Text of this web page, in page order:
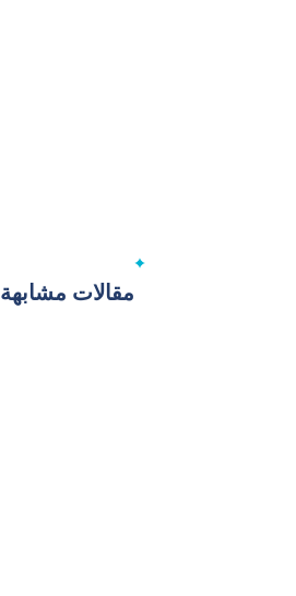
مقالات مشابهة